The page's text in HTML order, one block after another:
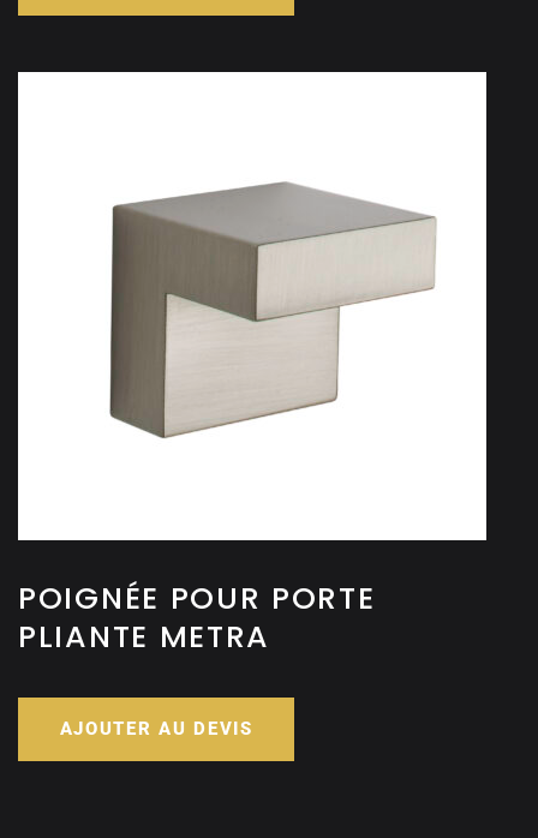
POIGNÉE POUR PORTE
PLIANTE METRA
AJOUTER AU DEVIS